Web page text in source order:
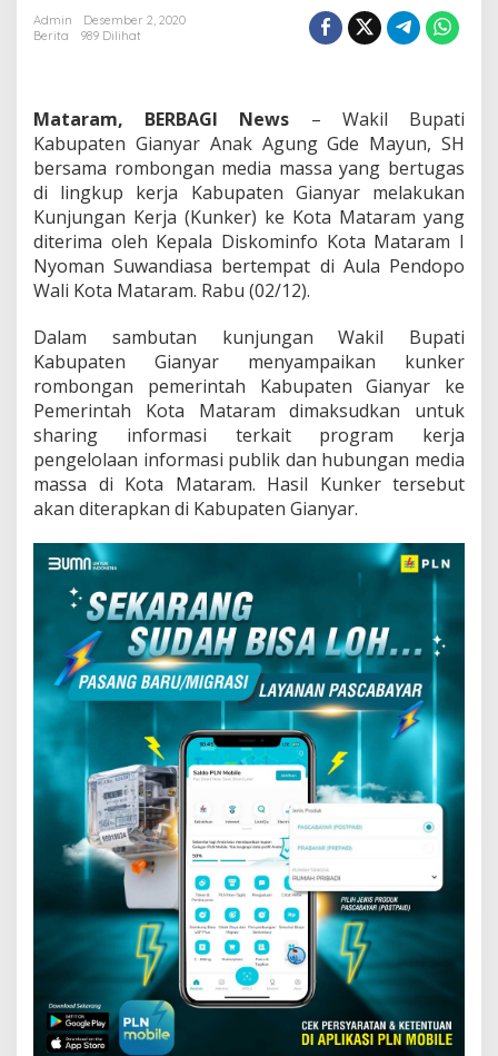
Program
Admin
Desember 2, 2020
Berita
989 Dilihat
Mataram, BERBAGI News – Wakil Bupati
Kabupaten Gianyar Anak Agung Gde Mayun, SH
bersama rombongan media massa yang bertugas
di lingkup kerja Kabupaten Gianyar melakukan
Kunjungan Kerja (Kunker) ke Kota Mataram yang
diterima oleh Kepala Diskominfo Kota Mataram I
Nyoman Suwandiasa bertempat di Aula Pendopo
Wali Kota Mataram. Rabu (02/12).
Dalam sambutan kunjungan Wakil Bupati
Kabupaten Gianyar menyampaikan kunker
rombongan pemerintah Kabupaten Gianyar ke
Pemerintah Kota Mataram dimaksudkan untuk
sharing informasi terkait program kerja
pengelolaan informasi publik dan hubungan media
massa di Kota Mataram. Hasil Kunker tersebut
akan diterapkan di Kabupaten Gianyar.